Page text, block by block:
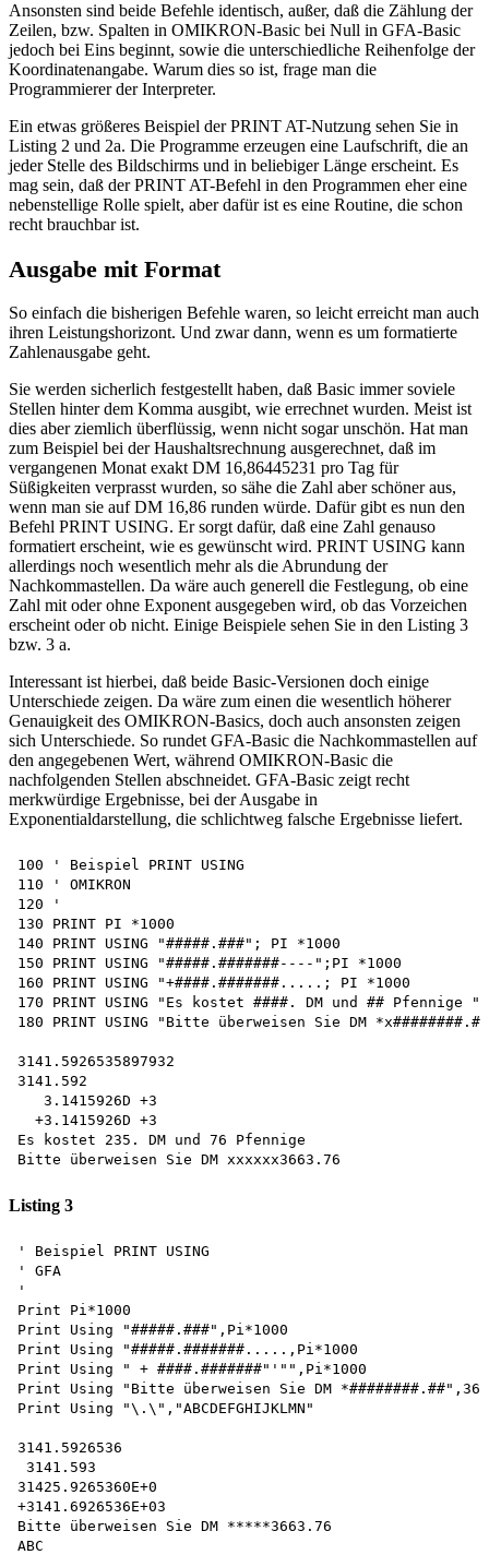
Ansonsten sind beide Befehle identisch, außer, daß die Zählung der
Zeilen, bzw. Spalten in OMIKRON-Basic bei Null in GFA-Basic
jedoch bei Eins beginnt, sowie die unterschiedliche Reihenfolge der
Koordinatenangabe. Warum dies so ist, frage man die
Programmierer der Interpreter.
Ein etwas größeres Beispiel der PRINT AT-Nutzung sehen Sie in
Listing 2 und 2a. Die Programme erzeugen eine Laufschrift, die an
jeder Stelle des Bildschirms und in beliebiger Länge erscheint. Es
mag sein, daß der PRINT AT-Befehl in den Programmen eher eine
nebenstellige Rolle spielt, aber dafür ist es eine Routine, die schon
recht brauchbar ist.
Ausgabe mit Format
So einfach die bisherigen Befehle waren, so leicht erreicht man auch
ihren Leistungshorizont. Und zwar dann, wenn es um formatierte
Zahlenausgabe geht.
Sie werden sicherlich festgestellt haben, daß Basic immer soviele
Stellen hinter dem Komma ausgibt, wie errechnet wurden. Meist ist
dies aber ziemlich überflüssig, wenn nicht sogar unschön. Hat man
zum Beispiel bei der Haushaltsrechnung ausgerechnet, daß im
vergangenen Monat exakt DM 16,86445231 pro Tag für
Süßigkeiten verprasst wurden, so sähe die Zahl aber schöner aus,
wenn man sie auf DM 16,86 runden würde. Dafür gibt es nun den
Befehl PRINT USING. Er sorgt dafür, daß eine Zahl genauso
formatiert erscheint, wie es gewünscht wird. PRINT USING kann
allerdings noch wesentlich mehr als die Abrundung der
Nachkommastellen. Da wäre auch generell die Festlegung, ob eine
Zahl mit oder ohne Exponent ausgegeben wird, ob das Vorzeichen
erscheint oder ob nicht. Einige Beispiele sehen Sie in den Listing 3
bzw. 3 a.
Interessant ist hierbei, daß beide Basic-Versionen doch einige
Unterschiede zeigen. Da wäre zum einen die wesentlich höherer
Genauigkeit des OMIKRON-Basics, doch auch ansonsten zeigen
sich Unterschiede. So rundet GFA-Basic die Nachkommastellen auf
den angegebenen Wert, während OMIKRON-Basic die
nachfolgenden Stellen abschneidet. GFA-Basic zeigt recht
merkwürdige Ergebnisse, bei der Ausgabe in
Exponentialdarstellung, die schlichtweg falsche Ergebnisse liefert.
100 ' Beispiel PRINT USING
110 ' OMIKRON
120 '
130 PRINT PI *1000
140 PRINT USING "#####.###"; PI *1000
150 PRINT USING "#####.#######----";PI *1000
160 PRINT USING "+####.#######.....; PI *1000
170 PRINT USING "Es kostet ####. DM und ## Pfennige
180 PRINT USING "Bitte überweisen Sie DM
3141.5926535897932
3141.592
   3.1415926D +3
  +3.1415926D +3
Es kostet 235. DM und 76 Pfennige
Listing 3
' Beispiel PRINT USING
' GFA
'
Print Pi*1000
Print Using "#####.###",Pi*1000
Print Using "#####.#######.....,Pi*1000
Print Using " + ####.#######"'"",Pi*1000
Print Using "Bitte überweisen Sie DM
Print Using "\.\","ABCDEFGHIJKLMN"
3141.5926536
3141.593
31425.9265360E+0
+3141.6926536E+03
Bitte überweisen Sie DM *****3663.76